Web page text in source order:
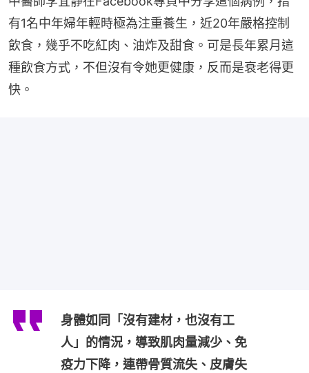
有1名中年婦年輕時極為注重養生，近20年嚴格控制
飲食，幾乎不吃紅肉、油炸及甜食。可是長年累月這
種飲食方式，不但沒有令她更健康，反而是衰老得更
快。
身體如同「沒有建材，也沒有工
人」的情況，導致肌肉量減少、免
疫力下降，連帶骨質流失、皮膚失